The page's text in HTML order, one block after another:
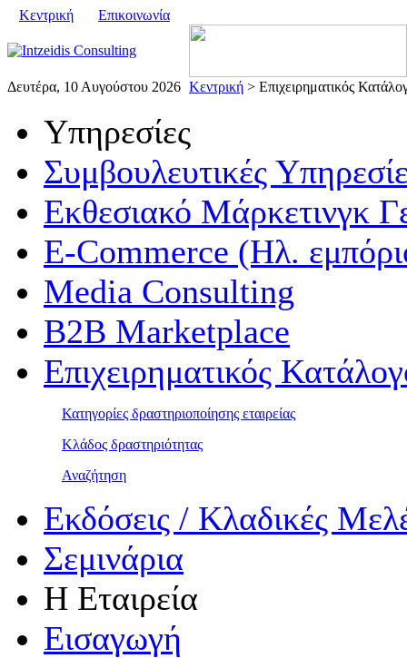
Κεντρική Επικοινωνία
Δευτέρα, 10 Αυγούστου 2026 Κεντρική > Επιχειρηματικός
Υπηρεσίες
Συμβουλευτικές
Εκθεσιακό Μάρκετινγκ
E-Commerce (Ηλ.
Media Consulting
B2B Marketplace
Επιχειρηματικός
Κατηγορίες δραστηριοποίησης εταιρείας
Κλάδος δραστηριότητας
Αναζήτηση
Εκδόσεις / Κλαδικές
Σεμινάρια
Η Εταιρεία
Εισαγωγή